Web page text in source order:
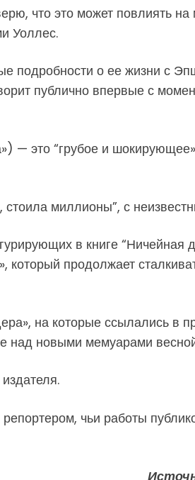
что это может повлиять на
Уоллес.
подробности о ее жизни с
публично впервые с
— это “грубое и
миллионы”, с
в книге “Ничейная
продолжает
на которые ссылались в
над новыми мемуарами
чьи работы